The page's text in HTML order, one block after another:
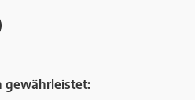
gewährleistet: